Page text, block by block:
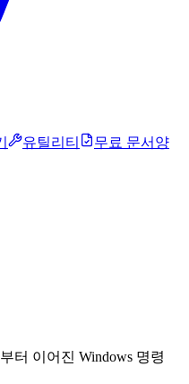
유틸리티
무료 문서양
터 이어진 Windows 명령